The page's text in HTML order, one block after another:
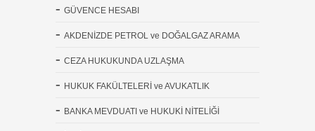
GÜVENCE HESABI
AKDENİZDE PETROL ve DOĞALGAZ ARAMA
CEZA HUKUKUNDA UZLAŞMA
HUKUK FAKÜLTELERİ ve AVUKATLIK
BANKA MEVDUATI ve HUKUKİ NİTELİĞİ